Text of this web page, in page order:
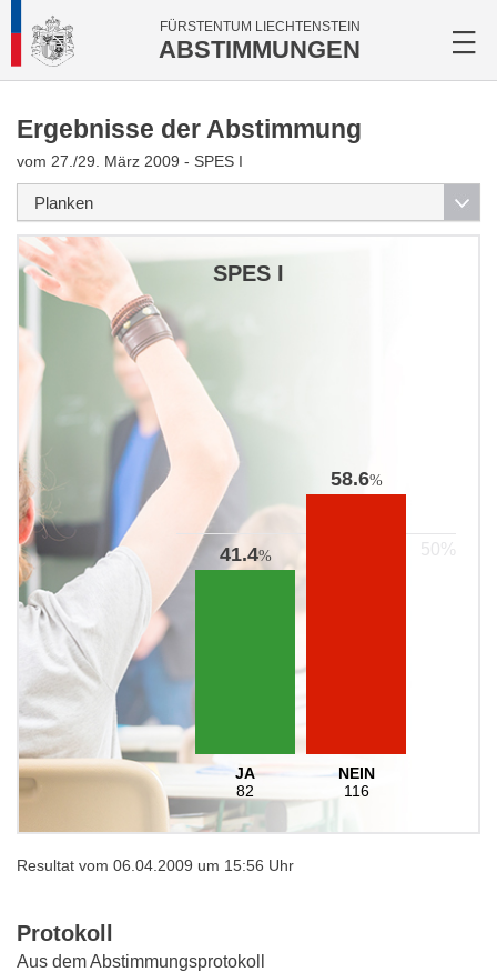
FÜRSTENTUM LIECHTENSTEIN
ABSTIMMUNGEN
Ergebnisse der Abstimmung
vom 27./29. März 2009 - SPES I
SPES I
41.4%
JA
82
58.6%
NEIN
116
Resultat vom 06.04.2009 um 15:56 Uhr
Protokoll
Aus dem Abstimmungsprotokoll